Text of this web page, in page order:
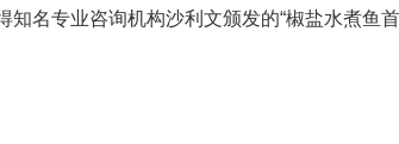
名专业咨询机构沙利文颁发的“椒盐水煮鱼首